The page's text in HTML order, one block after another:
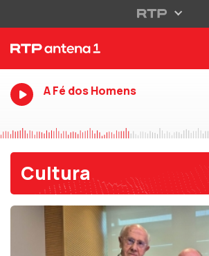
A Fé dos Homens
Cultura